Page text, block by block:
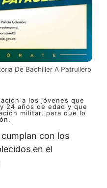
De Bachiller A Patrullero
a los jóvenes que
24 años de edad y que
militar, para que lo
con los
en el